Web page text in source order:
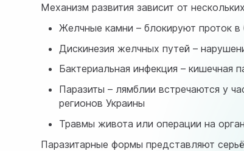
Механизм развития зависит от
Желчные камни – блокируют проток
Дискинезия желчных путей –
Бактериальная инфекция – кишечная
Паразиты – лямблии встречаются у
регионов Украины
Травмы живота или операции на
Паразитарные формы представляют